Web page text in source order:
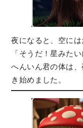
夜になると、空には
「そうだ！星みた
へんいん君の体は
き始めました。